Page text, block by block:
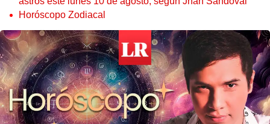
Horóscopo Zodiacal